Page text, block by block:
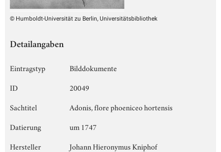
© Humboldt-Universität zu Berlin, Universitätsbibliothek
Detailangaben
Eintragstyp
Bilddokumente
ID
20049
Sachtitel
Adonis, flore phoeniceo hortensis
Datierung
um 1747
Hersteller
Johann Hieronymus Kniphof